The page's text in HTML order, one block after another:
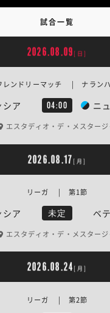
試合一覧
2026.08.09 [日]
ア 04:00 ニ
レンドリーマッチ | ナラン
エスタディオ・デ・メスタージ
2026.08.17 [月]
シア 未定 ベ
リーガ | 第1節
エスタディオ・デ・メスタージ
2026.08.24 [月]
リーガ | 第2節